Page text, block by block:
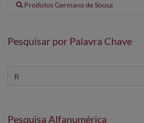
Produtos Germano de Sousa
Pesquisar por Palavra Chave
Pesquisa Alfanumérica